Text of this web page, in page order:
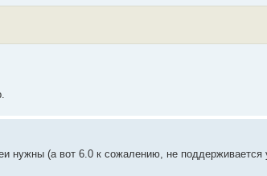
нужны (а вот 6.0 к сожалению, не поддерживается